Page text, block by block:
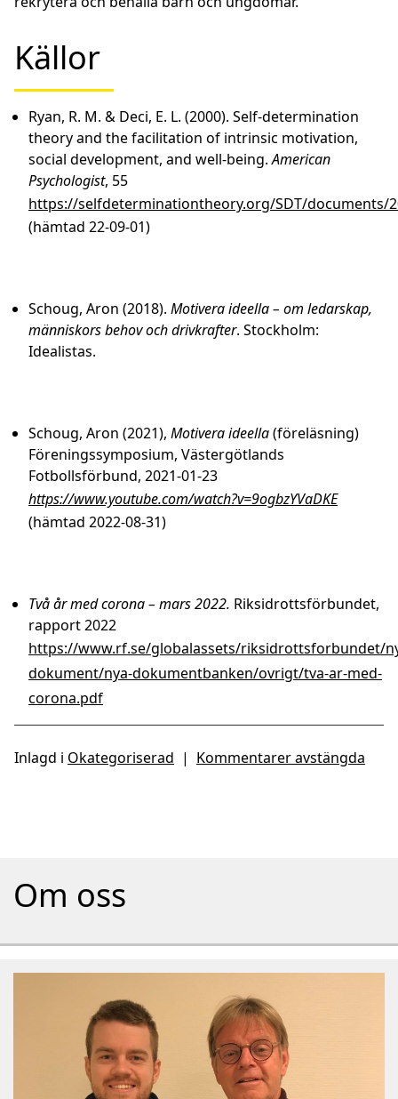
Källor
Ryan, R. M. & Deci, E. L. (2000). Self-determination
theory and the facilitation of intrinsic motivation,
social development, and well-being.American
Psychologist, 55
https://selfdeterminationtheory.org/SDT/documents/
(hämtad 22-09-01)
Schoug, Aron (2018). Motivera ideella – om ledarskap,
människors behov och drivkrafter. Stockholm:
Idealistas.
Schoug, Aron (2021), Motivera ideella(föreläsning)
Föreningssymposium, Västergötlands
Fotbollsförbund, 2021-01-23
https://www.youtube.com/watch?v=9ogbzYVaDKE
(hämtad 2022-08-31)
Två år med corona – mars 2022. Riksidrottsförbundet,
rapport 2022
https://www.rf.se/globalassets/riksidrottsforbundet/
dokument/nya-dokumentbanken/ovrigt/tva-ar-med-
corona.pdf
Inlagd i Okategoriserad | Kommentarer avstängda
Om oss